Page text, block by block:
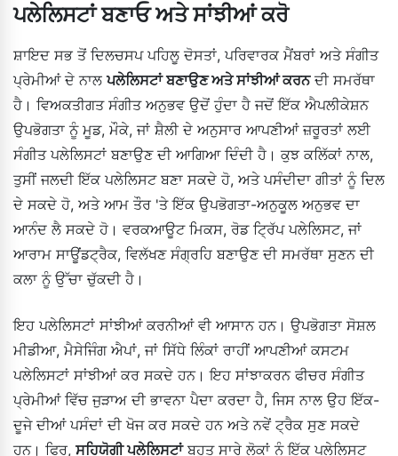
ਪਲੇਲਿਸਟਾਂ ਬਣਾਓ ਅਤੇ ਸਾਂਝੀਆਂ ਕਰੋ
ਸ਼ਾਇਦ ਸਭ ਤੋਂ ਦਿਲਚਸਪ ਪਹਿਲੂ ਦੋਸਤਾਂ, ਪਰਿਵਾਰਕ ਮੈਂਬਰਾਂ ਅਤੇ ਸੰਗੀਤ
ਪ੍ਰੇਮੀਆਂ ਦੇ ਨਾਲਪਲੇਲਿਸਟਾਂ ਬਣਾਉਣ ਅਤੇ ਸਾਂਝੀਆਂ ਕਰਨਦੀ ਸਮਰੱਥਾ
ਹੈ। ਵਿਅਕਤੀਗਤ ਸੰਗੀਤ ਅਨੁਭਵ ਉਦੋਂ ਹੁੰਦਾ ਹੈ ਜਦੋਂ ਇੱਕ ਐਪਲੀਕੇਸ਼ਨ
ਉਪਭੋਗਤਾ ਨੂੰ ਮੂਡ, ਮੌਕੇ, ਜਾਂ ਸ਼ੈਲੀ ਦੇ ਅਨੁਸਾਰ ਆਪਣੀਆਂ ਜ਼ਰੂਰਤਾਂ ਲਈ
ਸੰਗੀਤ ਪਲੇਲਿਸਟਾਂ ਬਣਾਉਣ ਦੀ ਆਗਿਆ ਦਿੰਦੀ ਹੈ। ਕੁਝ ਕਲਿੱਕਾਂ ਨਾਲ,
ਤੁਸੀਂ ਜਲਦੀ ਇੱਕ ਪਲੇਲਿਸਟ ਬਣਾ ਸਕਦੇ ਹੋ, ਅਤੇ ਪਸੰਦੀਦਾ ਗੀਤਾਂ ਨੂੰ ਦਿਲ
ਦੇ ਸਕਦੇ ਹੋ, ਅਤੇ ਆਮ ਤੌਰ 'ਤੇ ਇੱਕ ਉਪਭੋਗਤਾ-ਅਨੁਕੂਲ ਅਨੁਭਵ ਦਾ
ਆਨੰਦ ਲੈ ਸਕਦੇ ਹੋ। ਵਰਕਆਊਟ ਮਿਕਸ, ਰੋਡ ਟ੍ਰਿੱਪ ਪਲੇਲਿਸਟ, ਜਾਂ
ਆਰਾਮ ਸਾਊਂਡਟ੍ਰੈਕ, ਵਿਲੱਖਣ ਸੰਗ੍ਰਹਿ ਬਣਾਉਣ ਦੀ ਸਮਰੱਥਾ ਸੁਣਨ ਦੀ
ਕਲਾ ਨੂੰ ਉੱਚਾ ਚੁੱਕਦੀ ਹੈ।
ਇਹ ਪਲੇਲਿਸਟਾਂ ਸਾਂਝੀਆਂ ਕਰਨੀਆਂ ਵੀ ਆਸਾਨ ਹਨ। ਉਪਭੋਗਤਾ ਸੋਸ਼ਲ
ਮੀਡੀਆ, ਮੈਸੇਜਿੰਗ ਐਪਾਂ, ਜਾਂ ਸਿੱਧੇ ਲਿੰਕਾਂ ਰਾਹੀਂ ਆਪਣੀਆਂ ਕਸਟਮ
ਪਲੇਲਿਸਟਾਂ ਸਾਂਝੀਆਂ ਕਰ ਸਕਦੇ ਹਨ। ਇਹ ਸਾਂਝਾਕਰਨ ਫੀਚਰ ਸੰਗੀਤ
ਪ੍ਰੇਮੀਆਂ ਵਿੱਚ ਜੁੜਾਅ ਦੀ ਭਾਵਨਾ ਪੈਦਾ ਕਰਦਾ ਹੈ, ਜਿਸ ਨਾਲ ਉਹ ਇੱਕ-
ਦੂਜੇ ਦੀਆਂ ਪਸੰਦਾਂ ਦੀ ਖੋਜ ਕਰ ਸਕਦੇ ਹਨ ਅਤੇ ਨਵੇਂ ਟ੍ਰੈਕ ਸੁਣ ਸਕਦੇ
ਹਨ। ਫਿਰ, ਸਹਿਯੋਗੀ ਪਲੇਲਿਸਟਾਂਬਹੁਤ ਸਾਰੇ ਲੋਕਾਂ ਨੂੰ ਇੱਕ ਪਲੇਲਿਸਟ